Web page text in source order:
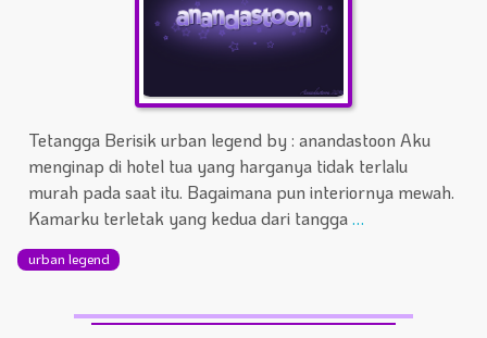
Tetangga Berisik urban legend by : anandastoon Aku
menginap di hotel tua yang harganya tidak terlalu
murah pada saat itu. Bagaimana pun interiornya mewah.
Kamarku terletak yang kedua dari tangga…
urban legend